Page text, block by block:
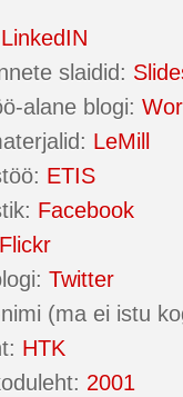
LinkedIN
slaidid:
alane blogi:
LeMill
ETIS
Facebook
Flickr
Twitter
(ma ei istu
HTK
2001